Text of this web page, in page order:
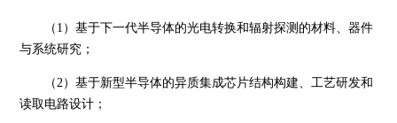
（ 1）基于下一代半导体的光电转换和辐射探测的材料、器件
与系统研究；
（ 2）基于新型半导体的异质集成芯片结构构建、工艺研发和
读取电路设计；